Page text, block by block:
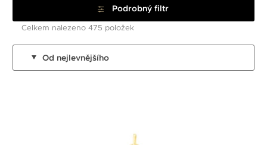
Podrobný filtr
Celkem nalezeno 475 položek
Od nejlevnějšího